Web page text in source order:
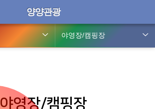
양양관광
야영장/캠핑장
야영장/캠핑장